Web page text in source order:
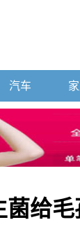
汽车
给